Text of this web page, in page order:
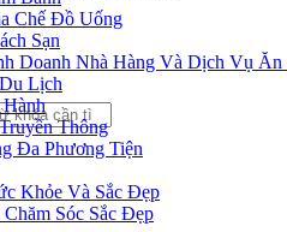
Chế Đồ Uống
Sạn
Doanh Nhà Hàng Và Dịch Vụ Ăn
Lịch
Thông
Đa Phương Tiện
Khỏe Và Sắc Đẹp
Sóc Sắc Đẹp